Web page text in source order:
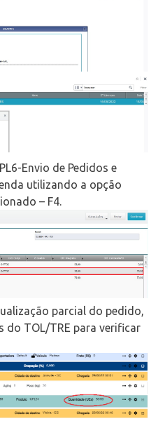
Envio de Pedidos e
utilizando a opção
– F4.
parcial do pedido,
do TOL/TRE para verificar